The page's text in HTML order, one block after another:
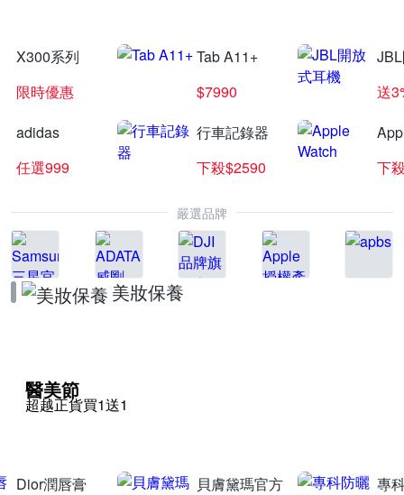
X300系列
限時優惠
Tab A11+
$7990
送
adidas
任選999
行車記錄器
下殺$2590
下
嚴選品牌
美妝保養
醫美節
超越正貨買1送1
Dior潤唇膏
貝膚黛瑪官方
專